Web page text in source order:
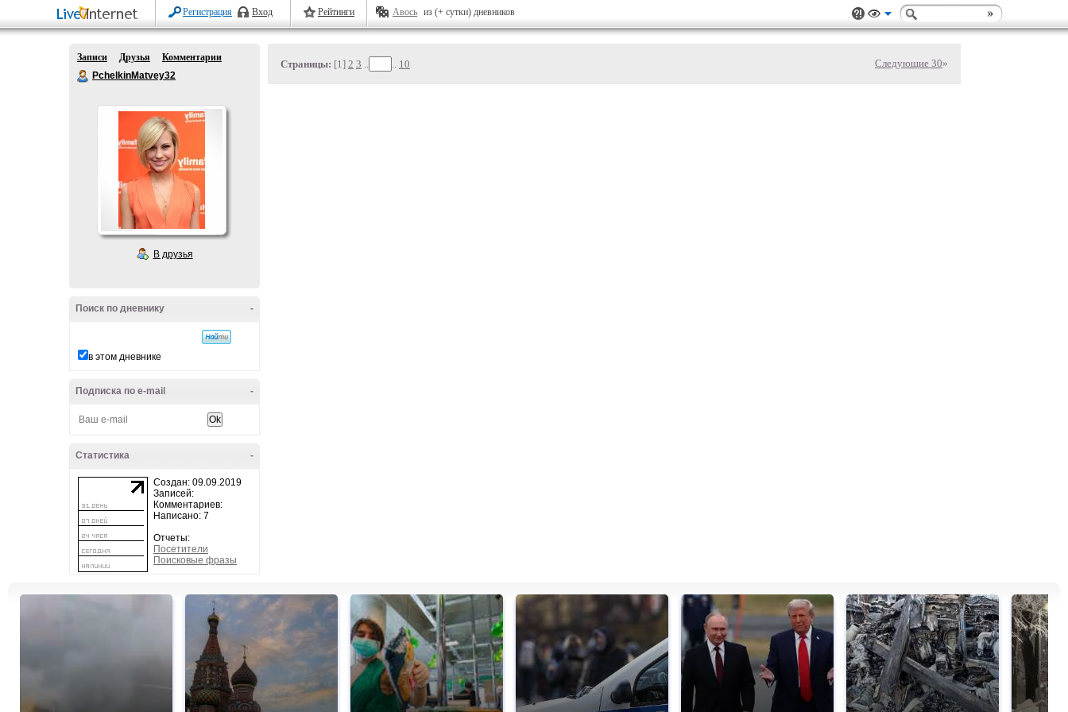
Регистрация Вход Рейтинги Авось из (+ сутки) дневников
Записи Друзья
Комментарии
PchelkinMatvey32
В друзья
-
Поиск по дневнику
в этом дневнике
-
Подписка по e-mail
-
Статистика
Создан: 09.09.2019
Записей:
Комментариев:
Написано: 7
Отчеты:
Посетители
Поисковые фразы
Страницы: [1] 2 3 .. .. 10 Следующие 30»